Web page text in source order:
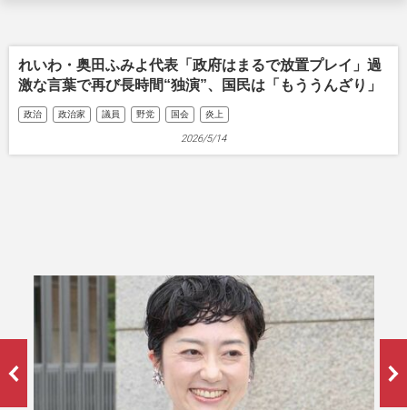
れいわ・奥田ふみよ代表「政府はまるで放置プレイ」過
激な言葉で再び長時間“独演”、国民は「もううんざり」
政治 政治家 議員 野党 国会 炎上
2026/5/14